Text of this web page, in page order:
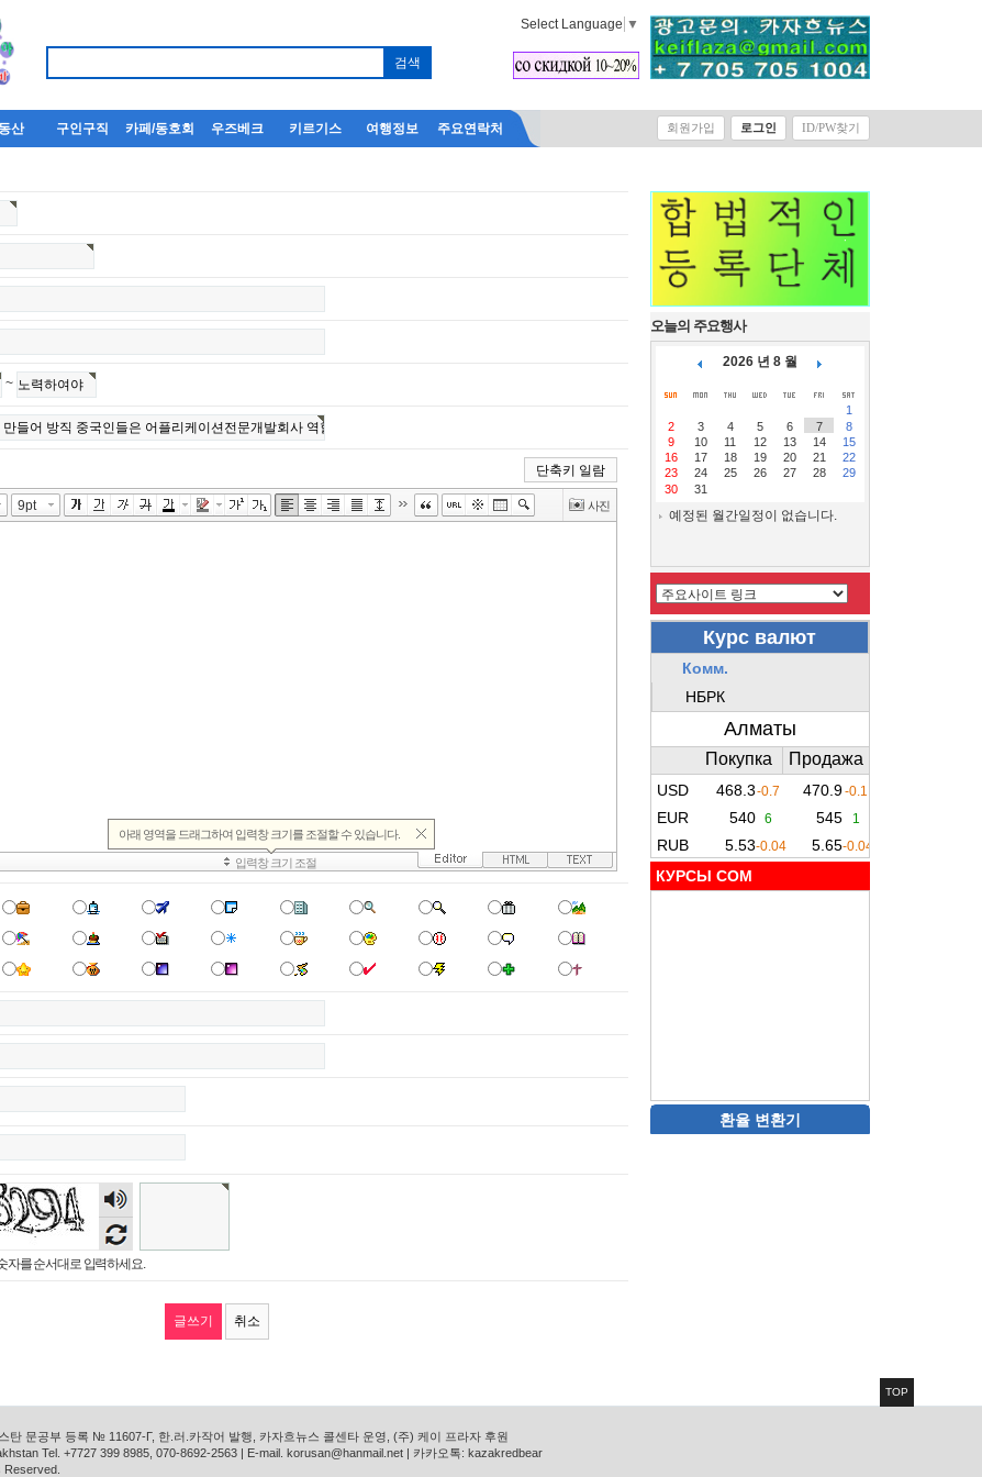
Select Language ▼
산 구인구직 카페/동호회 우즈베크 키르기스 여행정보 주요연락처 회원가입 로그인 ID/PW찾기
~
단축키 일람
숫자
음성
듣기
자를 순서대로 입력하세요.
취소
오늘의 주요행사
2026 년 8 월
1
2
3 4 5 6 7
8
9
10 11 12 13 14
15
16
17 18 19 20 21
22
23
24 25 26 27 28
29
30
31
예정된 월간일정이 없습니다.
КУРСЫ COM
환율 변환기
탄 문공부 등록 № 11607-Г, 한.러.카작어 발행, 카자흐뉴스 콜센타 운영, (주) 케이 프라자 후원
Tel. +7727 399 8985, 070-8692-2563 | E-mail. korusan@hanmail.net | 카카오톡: kazakredbear
TOP